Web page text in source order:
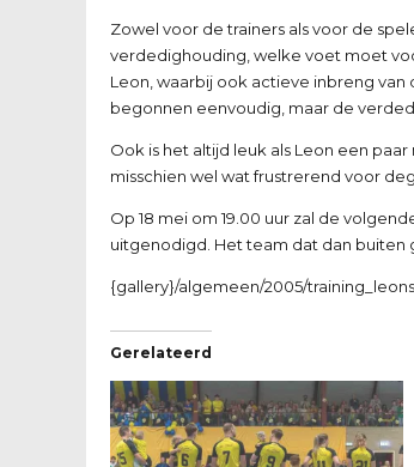
Zowel voor de trainers als voor de
verdedighouding, welke voet moet
Leon, waarbij ook actieve inbreng
begonnen eenvoudig, maar de
Ook is het altijd leuk als Leon een
misschien wel wat frustrerend voor
Op 18 mei om 19.00 uur zal de
uitgenodigd. Het team dat dan buiten
{gallery}/algemeen/2005/
Gerelateerd